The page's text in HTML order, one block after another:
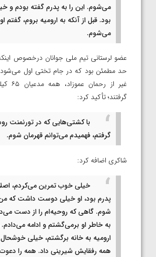
می‌شوم. این را به پدرم گفته بودم و
بود. قبل از آنکه به ارومیه بروم، گفتم
می‌شوم.
عضو لرستانی تیم ملی جوانان درخصوص
حد مطمئن بود که در جام تختی اول
غیر از
گرفتند؛ تأکید کرد:
با کشتی‌هایی که در تورنمنت
گرفتم، فهمیدم می‌توانم قهرمان شوم.
شاکری اضافه کرد:
خیلی خوب تمرین می‌کردم،
پدرم بود، او خیلی دوست داشت که
شوم. گاهی که روحیه‌ام را از دست
به خاطر او برمی‌گشتم و ادامه می‌دادم.
ارومیه به خانه برگشتم، خیلی
همه رفقایش شیرینی داد. همه را دعوت